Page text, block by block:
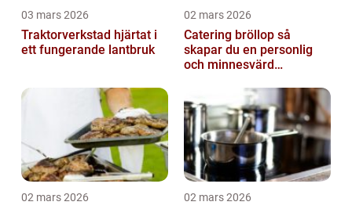
03 mars 2026
Traktorverkstad hjärtat i
ett fungerande lantbruk
02 mars 2026
Catering bröllop så
skapar du en personlig
och minnesvärd
02 mars 2026 02 mars 2026